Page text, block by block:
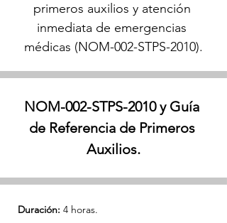
primeros auxilios y atención
inmediata de emergencias
médicas (NOM-002-STPS-2010).
NOM-002-STPS-2010 y Guía
de Referencia de Primeros
Auxilios.
Duración: 4 horas.